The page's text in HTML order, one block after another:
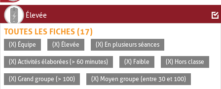
Élevée
TOUTES LES FICHES (17)
(X) Équipe (X) Élevée (X) En plusieurs séances
(X) Activités élaborées (> 60 minutes) (X) Faible (X) Hors classe
(X) Grand groupe (> 100) (X) Moyen groupe (entre 30 et 100)